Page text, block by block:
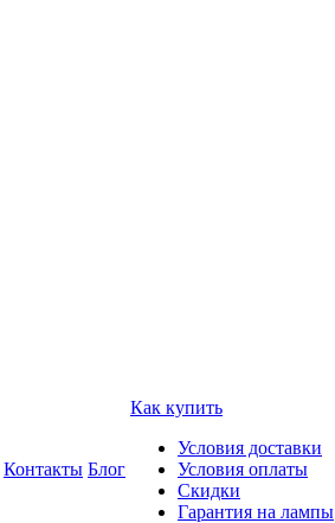
Контакты Блог
Как купить
Условия доставки
Условия оплаты
Скидки
Гарантия на лампы